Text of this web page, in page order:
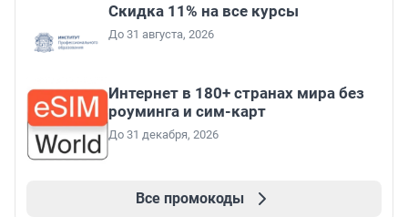
Скидка 11% на все курсы
До 31 августа, 2026
Интернет в 180+ странах мира без
роуминга и сим-карт
До 31 декабря, 2026
Все промокоды